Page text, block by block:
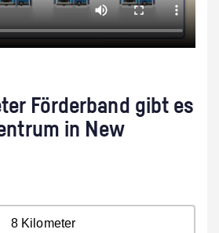
Förderband gibt es
in New